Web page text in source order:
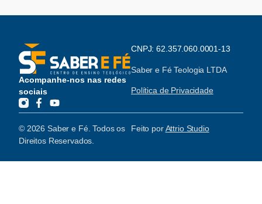
Acompanhe-nos nas redes
sociais
CNPJ: 62.357.060.0001-13
Saber e Fé Teologia LTDA
Política de Privacidade
© 2026 Saber e Fé. Todos os
Direitos Reservados.
Feito porAttrio Studio